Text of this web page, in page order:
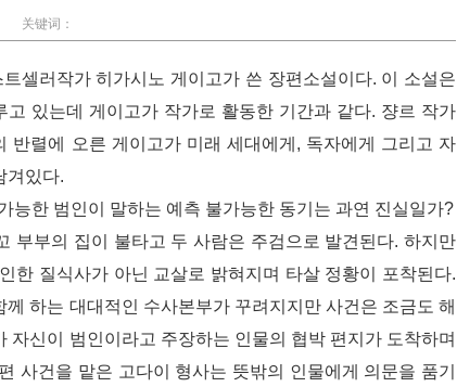
键词：
셀러작가 히가시노 게이고가 쓴 장편소설이다. 이 소설은
있는데 게이고가 작가로 활동한 기간과 같다. 쟝르 작가
반렬에 오른 게이고가 미래 세대에게, 독자에게 그리고 자
겨있다.
능한 범인이 말하는 예측 불가능한 동기는 과연 진실일가?
부부의 집이 불타고 두 사람은 주검으로 발견된다. 하지만
한 질식사가 아닌 교살로 밝혀지며 타살 정황이 포착된다.
하는 대대적인 수사본부가 꾸려지지만 사건은 조금도 해
자신이 범인이라고 주장하는 인물의 협박 편지가 도착하며
사건을 맡은 고다이 형사는 뜻밖의 인물에게 의문을 품기